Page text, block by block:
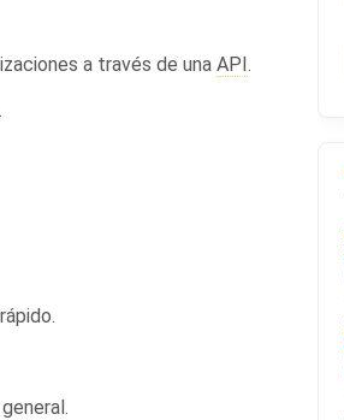
a través de unaAPI.